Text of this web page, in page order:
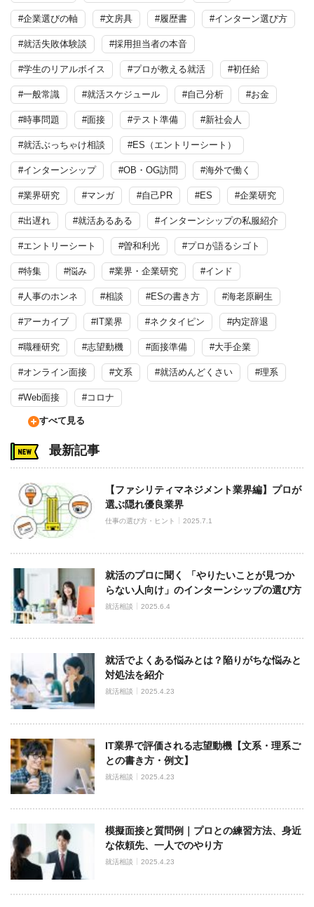
#企業選びの軸 #文房具 #履歴書 #インターン選び方
#就活失敗体験談 #採用担当者の本音
#学生のリアルボイス #プロが教える就活 #初任給
#一般常識 #就活スケジュール #自己分析 #お金
#時事問題 #面接 #テスト準備 #新社会人
#就活ぶっちゃけ相談 #ES（エントリーシート）
#インターンシップ #OB・OG訪問 #海外で働く
#業界研究 #マンガ #自己PR #ES #企業研究
#出遅れ #就活あるある #インターンシップの私服紹介
#エントリーシート #曽和利光 #プロが語るシゴト
#特集 #悩み #業界・企業研究 #インド
#人事のホンネ #相談 #ESの書き方 #海老原嗣生
#アーカイブ #IT業界 #ネクタイピン #内定辞退
#職種研究 #志望動機 #面接準備 #大手企業
#オンライン面接 #文系 #就活めんどくさい #理系
#Web面接 #コロナ
すべて見る
最新記事
【ファシリティマネジメント業界編】プロが
選ぶ隠れ優良業界
仕事の選び方・ヒント 2025.7.1
就活のプロに聞く 「やりたいことが見つか
らない人向け」のインターンシップの選び方
就活相談 2025.6.4
就活でよくある悩みとは？陥りがちな悩みと
対処法を紹介
就活相談 2025.4.23
IT業界で評価される志望動機【文系・理系ご
との書き方・例文】
就活相談 2025.4.23
模擬面接と質問例｜プロとの練習方法、身近
な依頼先、一人でのやり方
就活相談 2025.4.23